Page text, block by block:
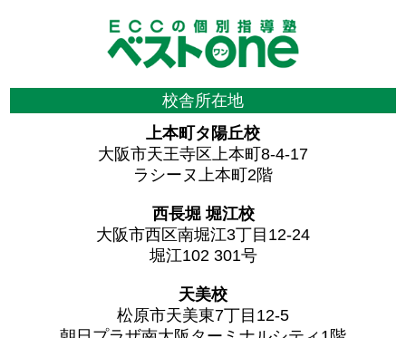
校舎所在地
上本町タ陽丘校
大阪市天王寺区上本町8-4-17
ラシーヌ上本町2階
西長堀 堀江校
大阪市西区南堀江3丁目12-24
堀江102 301号
天美校
松原市天美東7丁目12-5